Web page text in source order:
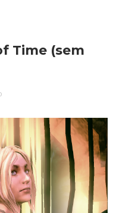
Time (sem